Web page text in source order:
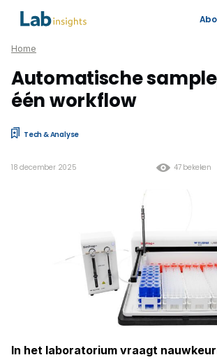
Home
Automatische
één workflow
Tech & Analyse
47 bekeken
18 december 2025
In het laboratorium vraagt